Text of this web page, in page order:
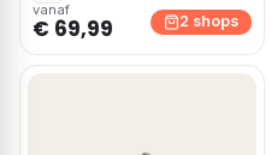
vanaf
€ 69,99 2 shops